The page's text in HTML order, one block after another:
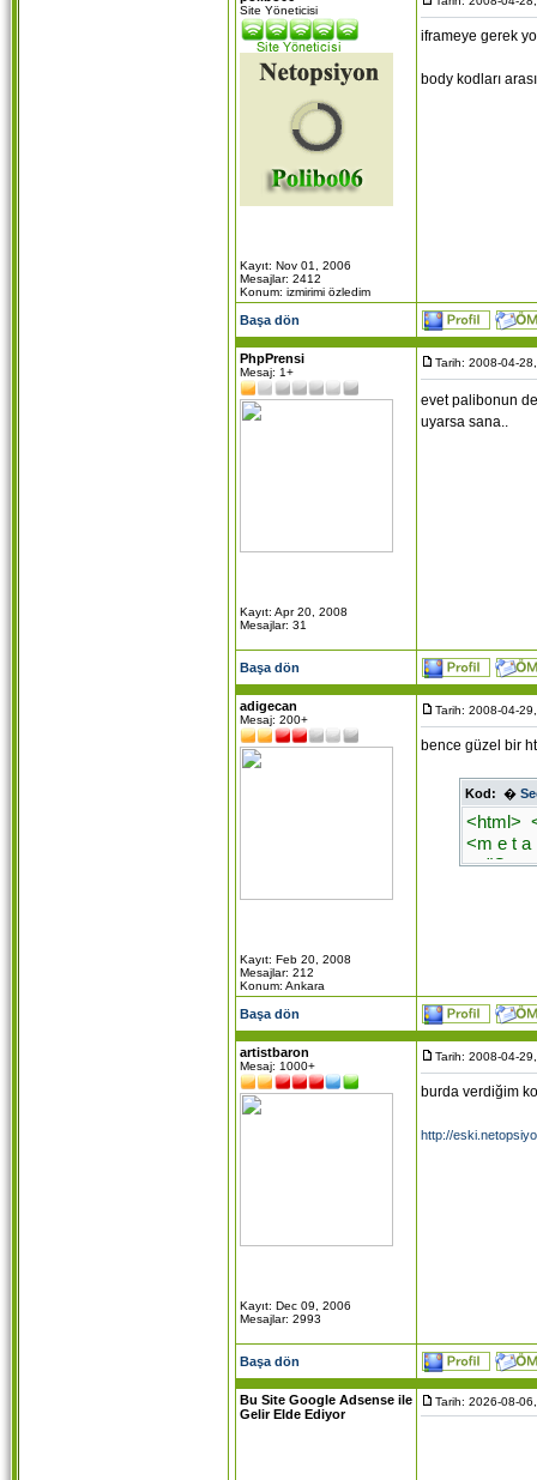
Site Yöneticisi
Kayıt: Nov 01, 2006
Mesajlar: 2412
Konum: izmirimi özledim
iframeye gerek
body kodları
Başa dön
PhpPrensi
Mesaj: 1+
Kayıt: Apr 20, 2008
Mesajlar: 31
Tarih: 2008-04-
evet palibonun
uyarsa sana..
Başa dön
adigecan
Mesaj: 200+
Kayıt: Feb 20, 2008
Mesajlar: 212
Konum: Ankara
Tarih: 2008-04-
bence güzel bir
Kod: �
<html>
<m e t a
<dl>
nasıl
<tr>
Başa dön
artistbaron
Mesaj: 1000+
Kayıt: Dec 09, 2006
Mesajlar: 2993
Tarih: 2008-04-
burda verdiğim
http://
Başa dön
Bu Site Google Adsense ile
Gelir Elde Ediyor
Tarih: 2026-08-